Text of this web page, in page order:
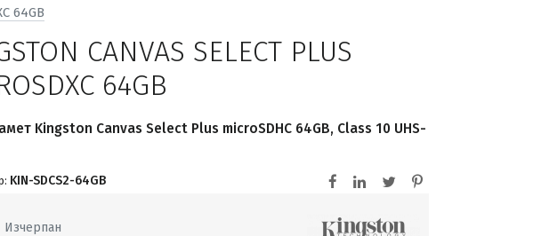
64GB
CANVAS SELECT PLUS
64GB
Kingston Canvas Select Plus microSDHC 64GB, Class 10 UHS-
KIN-SDCS2-64GB
Изчерпан